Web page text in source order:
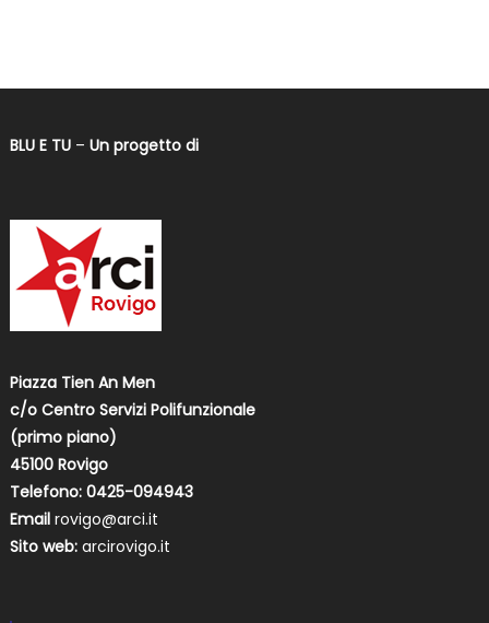
BLU E TU– Un progetto di
Piazza Tien An Men
c/o Centro Servizi Polifunzionale
(primo piano)
45100 Rovigo
Telefono: 0425-094943
Email rovigo@arci.it
Sito web: arcirovigo.it